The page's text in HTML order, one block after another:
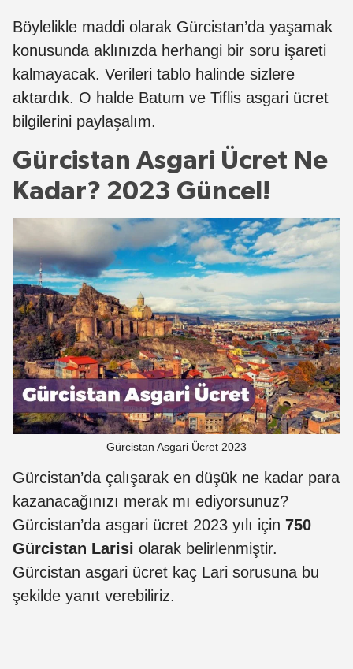
Böylelikle maddi olarak Gürcistan’da yaşamak
konusunda aklınızda herhangi bir soru işareti
kalmayacak. Verileri tablo halinde sizlere
aktardık. O halde Batum ve Tiflis asgari ücret
bilgilerini paylaşalım.
Gürcistan Asgari Ücret Ne
Kadar? 2023 Güncel!
Gürcistan Asgari Ücret 2023
Gürcistan’da çalışarak en düşük ne kadar para
kazanacağınızı merak mı ediyorsunuz?
Gürcistan’da asgari ücret 2023 yılı için 750
Gürcistan Larisi olarak belirlenmiştir.
Gürcistan asgari ücret kaç Lari sorusuna bu
şekilde yanıt verebiliriz.